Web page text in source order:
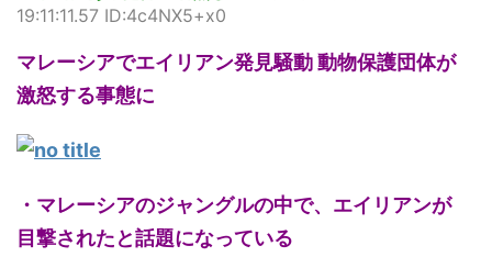
19:11:11.57 ID:4c4NX5+x0
マレーシアでエイリアン発見騒動 動物保護団体が
激怒する事態に
・マレーシアのジャングルの中で、エイリアンが
目撃されたと話題になっている